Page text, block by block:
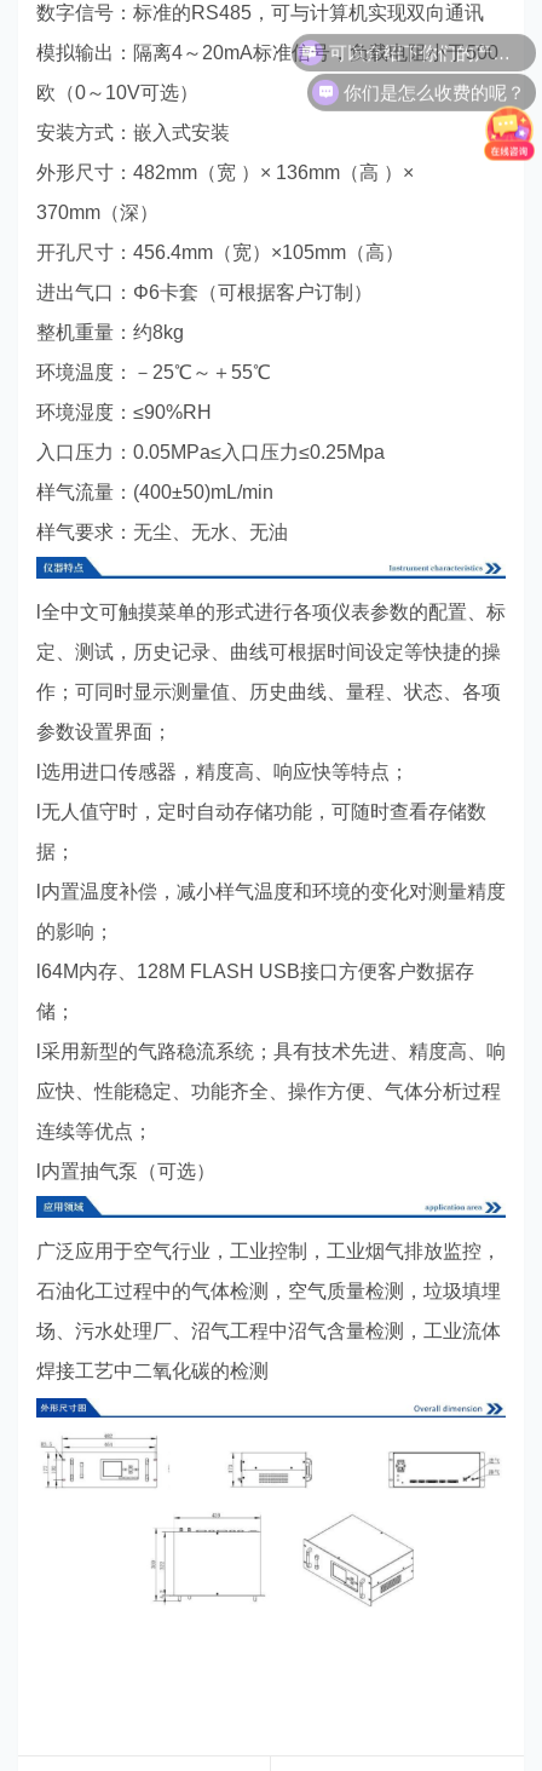
数字信号：标准的RS485，可与计算机实现双向通讯
模拟输出：隔离4～20mA标准信号，负载电阻小于500
欧（0～10V可选）
安装方式：嵌入式安装
外形尺寸：482mm（宽 ）× 136mm（高 ）×
370mm（深）
开孔尺寸：456.4mm（宽）×105mm（高）
进出气口：Φ6卡套（可根据客户订制）
整机重量：约8kg
环境温度：－25℃～＋55℃
环境湿度：≤90%RH
入口压力：0.05MPa≤入口压力≤0.25Mpa
样气流量：(400±50)mL/min
样气要求：无尘、无水、无油
l全中文可触摸菜单的形式进行各项仪表参数的配置、标
定、测试，历史记录、曲线可根据时间设定等快捷的操
作；可同时显示测量值、历史曲线、量程、状态、各项
参数设置界面；
l选用进口传感器，精度高、响应快等特点；
l无人值守时，定时自动存储功能，可随时查看存储数
据；
l内置温度补偿，减小样气温度和环境的变化对测量精度
的影响；
l64M内存、128M FLASH USB接口方便客户数据存
储；
l采用新型的气路稳流系统；具有技术先进、精度高、响
应快、性能稳定、功能齐全、操作方便、气体分析过程
连续等优点；
l内置抽气泵（可选）
广泛应用于空气行业，工业控制，工业烟气排放监控，
石油化工过程中的气体检测，空气质量检测，垃圾填埋
场、污水处理厂、沼气工程中沼气含量检测，工业流体
焊接工艺中二氧化碳的检测
可以介绍下你们的产品么？
你们是怎么收费的呢？